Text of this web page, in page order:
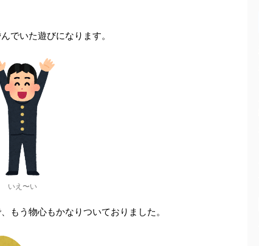
でいた遊びになります。
いえ〜い
もう物心もかなりついておりました。